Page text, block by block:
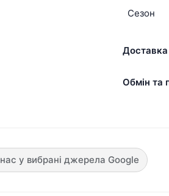
Сезон
Доставка
Обмін та
у вибрані джерела Google